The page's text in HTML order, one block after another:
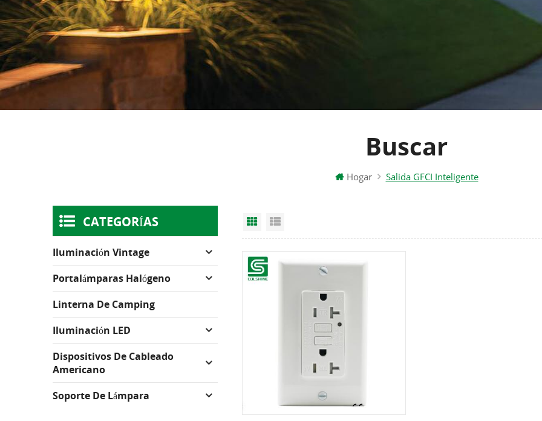
Buscar
Hogar Salida GFCI Inteligente
Grid View
CATEGORÍAS
Iluminación Vintage
Portalámparas Halógeno
Linterna De Camping
Iluminación LED
Dispositivos De Cableado
Americano
Soporte De Lámpara